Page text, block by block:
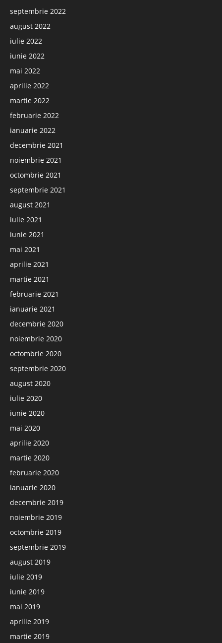
septembrie 2022
august 2022
iulie 2022
iunie 2022
mai 2022
aprilie 2022
martie 2022
februarie 2022
ianuarie 2022
decembrie 2021
noiembrie 2021
octombrie 2021
septembrie 2021
august 2021
iulie 2021
iunie 2021
mai 2021
aprilie 2021
martie 2021
februarie 2021
ianuarie 2021
decembrie 2020
noiembrie 2020
octombrie 2020
septembrie 2020
august 2020
iulie 2020
iunie 2020
mai 2020
aprilie 2020
martie 2020
februarie 2020
ianuarie 2020
decembrie 2019
noiembrie 2019
octombrie 2019
septembrie 2019
august 2019
iulie 2019
iunie 2019
mai 2019
aprilie 2019
martie 2019